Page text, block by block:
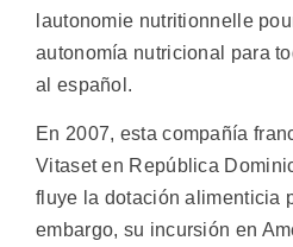
lautonomie nutritionnelle
autonomía nutricional para
al español.
En 2007, esta compañía
Vitaset en República
fluye la dotación alimenticia
embargo, su incursión en